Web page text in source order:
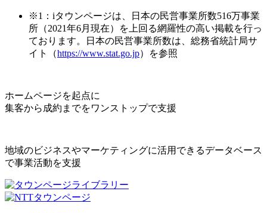
※1：iタウンページは、日本の民営事業所数516万事業
所（2021年6月現在）を上回る網羅性の高い掲載を行っ
ております。日本の民営事業所数は、総務省統計局サ
イト（https://www.stat.go.jp）を参照
ホームページを起点に
集客から成約までをワンストップで支援
地域のビジネスやマーケティングに活用できるデータベース
で事業活動を支援